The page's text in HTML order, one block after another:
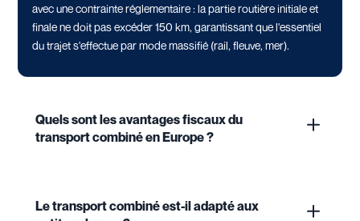
avec une contrainte réglementaire : la partie routière initiale et
finale ne doit pas excéder 150 km, garantissant que l'essentiel
du trajet s'effectue par mode massifié (rail, fleuve, mer).
Quels sont les avantages fiscaux du
transport combiné en Europe ?
Le transport combiné est-il adapté aux